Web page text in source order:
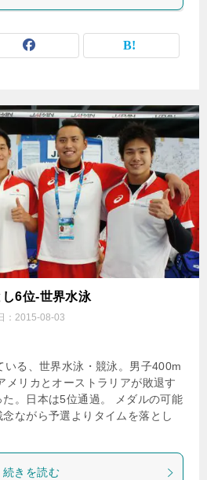
6位-世界水泳
： 2015-08-03
いる、世界水泳・競泳。男子400m
メリカとオーストラリアが敗退す
。日本は5位通過。 メダルの可能
ながら予選よりタイムを落とし
続きを読む